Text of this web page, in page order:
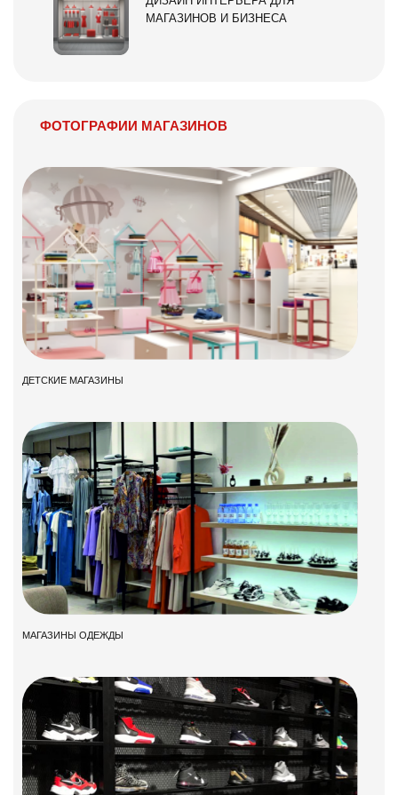
МАГАЗИНОВ И БИЗНЕСА
ФОТОГРАФИИ МАГАЗИНОВ
ДЕТСКИЕ МАГАЗИНЫ
МАГАЗИНЫ ОДЕЖДЫ